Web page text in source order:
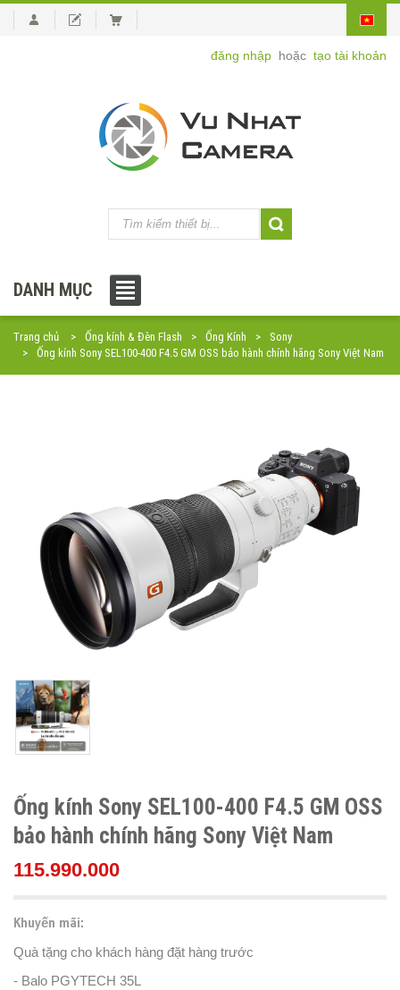
đăng nhập hoặc tạo tài khoản
DANH MỤC
Trang chủ Ống kính & Đèn Flash Ống Kính
Sony
Ống kính Sony SEL100-400 F4.5 GM OSS bảo hành chính hãng Sony Việt Nam
Ống kính Sony SEL100-400 F4.5 GM OSS
bảo hành chính hãng Sony Việt Nam
115.990.000
Khuyến mãi:
Quà tặng cho khách hàng đặt hàng trước
- Balo PGYTECH 35L